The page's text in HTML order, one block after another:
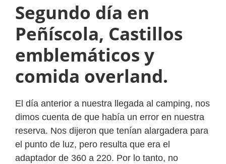
Segundo día en
Peñíscola, Castillos
emblemáticos y
comida overland.
El día anterior a nuestra llegada al camping, nos
dimos cuenta de que había un error en nuestra
reserva. Nos dijeron que tenían alargadera para
el punto de luz, pero resulta que era el
adaptador de 360 a 220. Por lo tanto, no